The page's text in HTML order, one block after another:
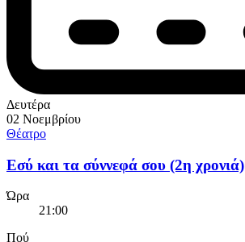
Δευτέρα
02 Νοεμβρίου
Θέατρο
Εσύ και τα σύννεφά σου (2η χρονιά)
Ώρα
21:00
Πού